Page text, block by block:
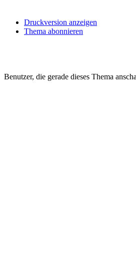
Druckversion anzeigen
Thema abonnieren
Benutzer, die gerade dieses Thema